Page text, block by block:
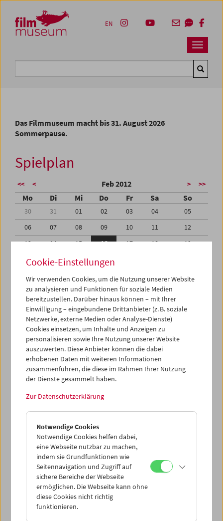
Zum Inhalt
Zum Hauptmenü
Zur Servicenavigation
Zum Suche
Navbar
EN
Das Filmmuseum macht bis 31. August 2026
Sommerpause.
Spielplan
<< < Feb 2012 > >>
Mo Di Mi Do Fr Sa So
30 31 01 02 03 04
05
06
07 08 09 10 11
12
13
14 15 16 17 18
19
20
21 22 23
27
29 02
04
05
06 07 08 09 10
iCalender
Programmheft-PDF
English language or subtitles
< Vorherige Woche
Mo 13.2.
Di 14.2.
Mi 15.2.
Do 16.2.
Cookie-Einstellungen
Wir verwenden Cookies, um die Nutzung unserer Website
zu analysieren und Funktionen für soziale Medien
bereitzustellen. Darüber hinaus können – mit Ihrer
Einwilligung – eingebundene Drittanbieter (z. B. soziale
Netzwerke, externe Medien oder Analyse-Dienste)
Cookies einsetzen, um Inhalte und Anzeigen zu
personalisieren sowie Ihre Nutzung unserer Website
auszuwerten. Diese Anbieter können die dabei
erhobenen Daten mit weiteren Informationen
zusammenführen, die diese im Rahmen Ihrer Nutzung
der Dienste gesammelt haben.
Zur Datenschutzerklärung
Notwendige Cookies
Notwendige Cookies helfen dabei,
eine Webseite nutzbar zu machen,
indem sie Grundfunktionen wie
Seitennavigation und Zugriff auf
sichere Bereiche der Webseite
ermöglichen. Die Webseite kann ohne
diese Cookies nicht richtig
funktionieren.